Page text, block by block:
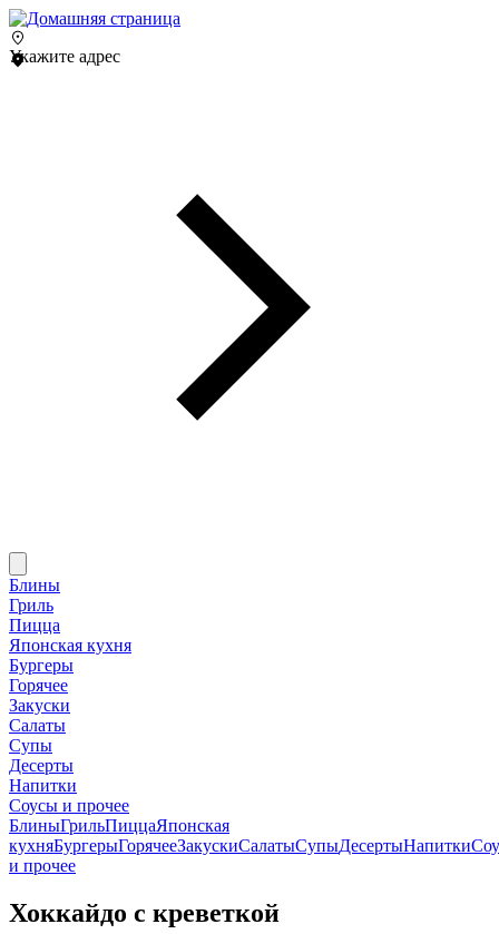
Укажите адрес
Блины
Гриль
Пицца
Японская кухня
Бургеры
Горячее
Закуски
Салаты
Супы
Десерты
Напитки
Соусы и прочее
БлиныГрильПиццаЯпонская
кухняБургерыГорячееЗакускиСалатыСупыДесертыНапитки
и прочее
Хоккайдо с креветкой